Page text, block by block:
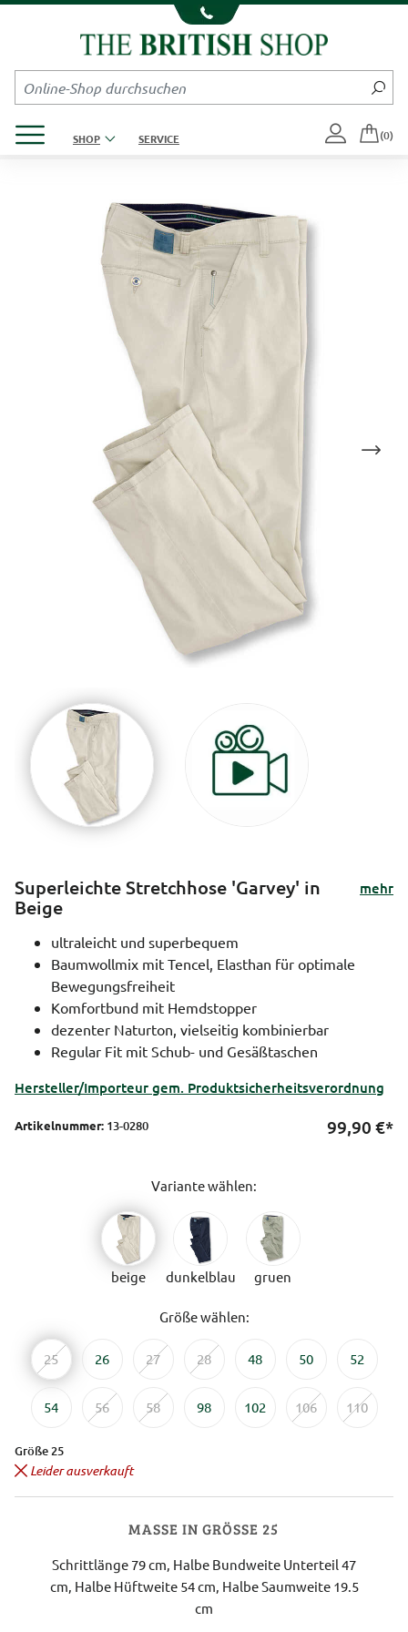
Kompletten Head der Seite überspringen
SHOP SERVICE (0)
Superleichte Stretchhose 'Garvey' in
Beige
mehr
ultraleicht und superbequem
Baumwollmix mit Tencel, Elasthan für optimale
Bewegungsfreiheit
Komfortbund mit Hemdstopper
dezenter Naturton, vielseitig kombinierbar
Regular Fit mit Schub- und Gesäßtaschen
Hersteller/Importeur gem. Produktsicherheitsverordnung
Artikelnummer: 13-0280 99,90 €*
Variante wählen:
beige dunkelblau gruen
Größe wählen:
25 26 27 28 48 50 52
54 56 58 98 102 106 110
Größe 25
Leider ausverkauft
MASSE IN GRÖSSE 25
Schrittlänge 79 cm, Halbe Bundweite Unterteil 47
cm, Halbe Hüftweite 54 cm, Halbe Saumweite 19.5
cm